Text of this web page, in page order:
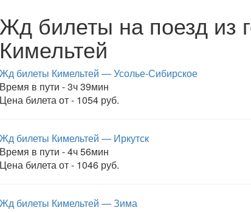
Жд билеты на поезд из
Кимельтей
Жд билеты Кимельтей — Усолье-Сибирское
Время в пути - 3ч 39мин
Цена билета от - 1054 руб.
Жд билеты Кимельтей — Иркутск
Время в пути - 4ч 56мин
Цена билета от - 1046 руб.
Жд билеты Кимельтей — Зима